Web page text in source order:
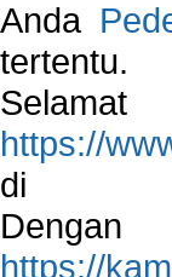
Anda
tertentu.
https://
di
Dengan
https://